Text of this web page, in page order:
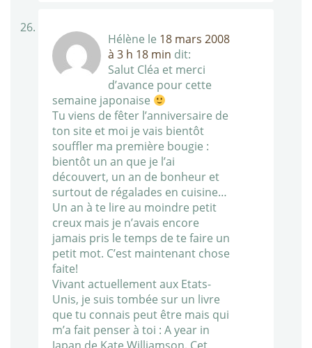
Hélène le 18 mars 2008
à 3 h 18 min dit:
Salut Cléa et merci
d’avance pour cette
semaine japonaise
Tu viens de fêter l’anniversaire de
ton site et moi je vais bientôt
souffler ma première bougie :
bientôt un an que je l’ai
découvert, un an de bonheur et
surtout de régalades en cuisine…
Un an à te lire au moindre petit
creux mais je n’avais encore
jamais pris le temps de te faire un
petit mot. C’est maintenant chose
faite!
Vivant actuellement aux Etats-
Unis, je suis tombée sur un livre
que tu connais peut être mais qui
m’a fait penser à toi : A year in